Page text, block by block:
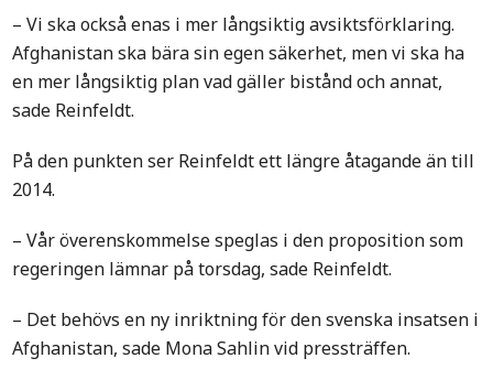
– Vi ska också enas i mer långsiktig avsiktsförklaring.
Afghanistan ska bära sin egen säkerhet, men vi ska ha
en mer långsiktig plan vad gäller bistånd och annat,
sade Reinfeldt.
På den punkten ser Reinfeldt ett längre åtagande än till
2014.
– Vår överenskommelse speglas i den proposition som
regeringen lämnar på torsdag, sade Reinfeldt.
– Det behövs en ny inriktning för den svenska insatsen i
Afghanistan, sade Mona Sahlin vid pressträffen.